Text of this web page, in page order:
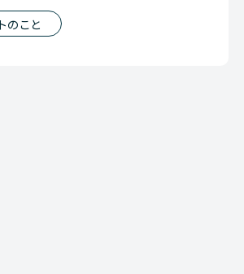
んです。 割り切った話
のこと